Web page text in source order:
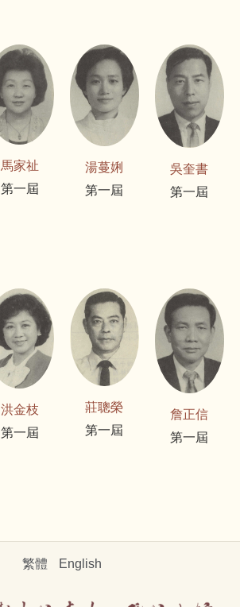
馬家祉
第一屆
湯蔓娳
第一屆
吳奎書
第一屆
洪金枝
第一屆
莊聰榮
第一屆
詹正信
第一屆
繁體 English